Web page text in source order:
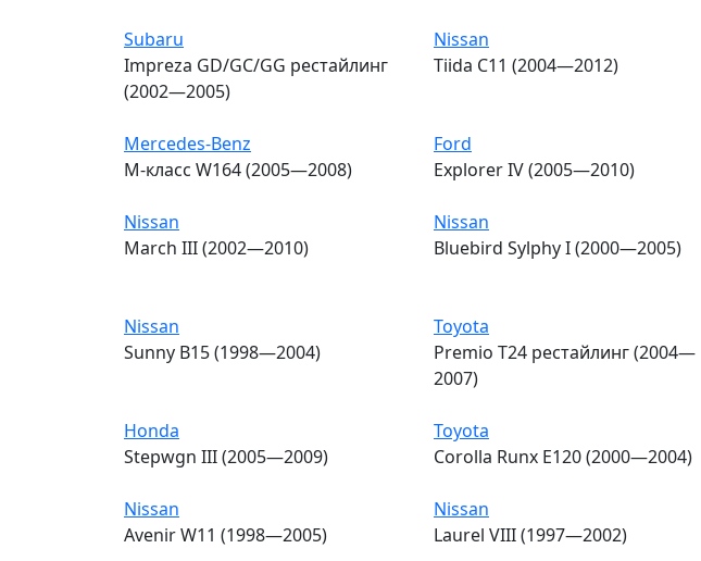
Subaru
Impreza GD/GC/GG рестайлинг
(2002—2005)
Nissan
Tiida C11 (2004—2012)
Mercedes-Benz
M-класс W164 (2005—2008)
Ford
Explorer IV (2005—2010)
Nissan
March III (2002—2010)
Nissan
Bluebird Sylphy I (2000—2005)
Nissan
Sunny B15 (1998—2004)
Toyota
Premio T24 рестайлинг (2004—
2007)
Honda
Stepwgn III (2005—2009)
Toyota
Corolla Runx E120 (2000—2004)
Nissan
Avenir W11 (1998—2005)
Nissan
Laurel VIII (1997—2002)